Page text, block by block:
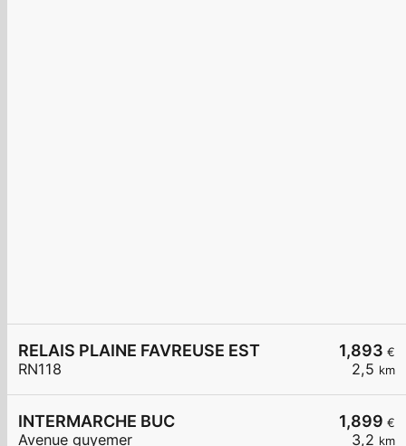
1,893 €
2,5 km
RELAIS PLAINE FAVREUSE EST
RN118
1,899 €
3,2 km
INTERMARCHE BUC
Avenue guyemer